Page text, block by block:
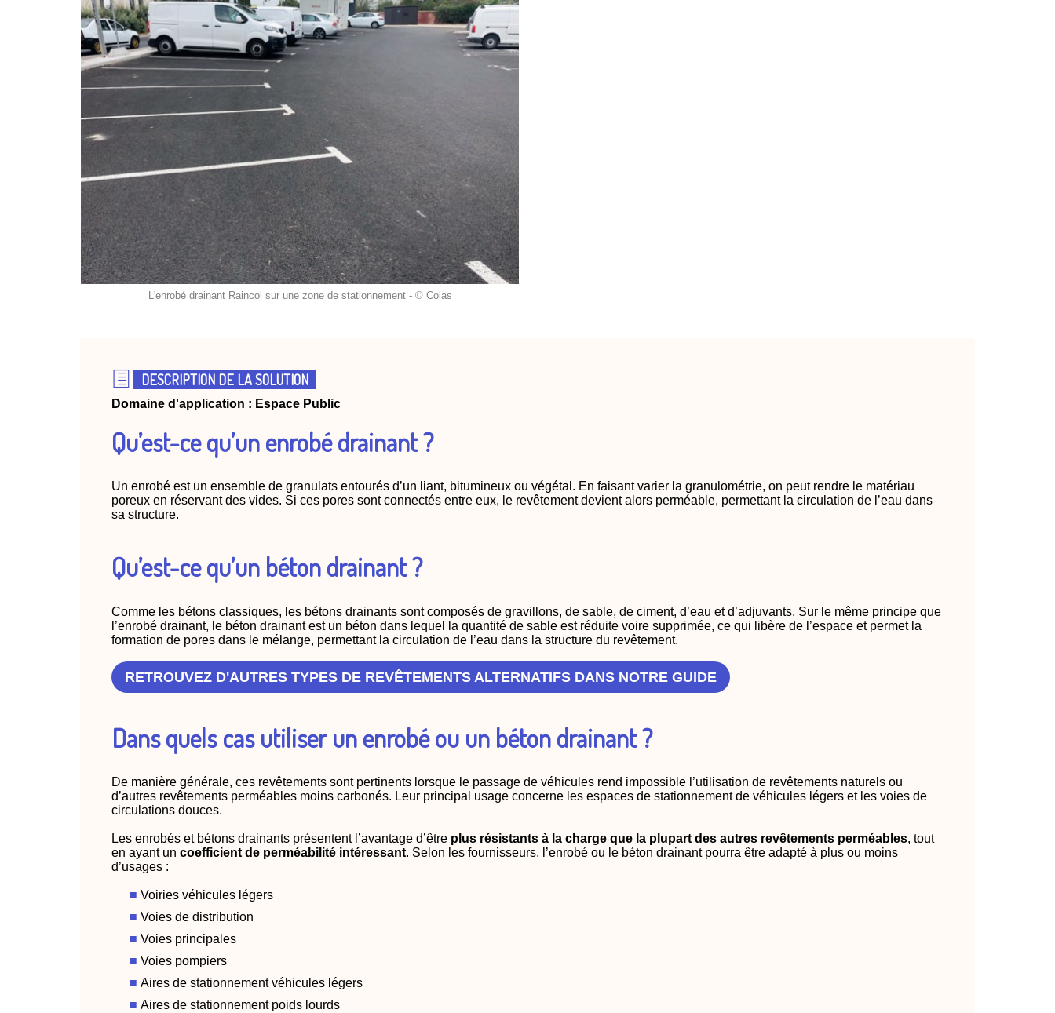
L'enrobé drainant Raincol sur une zone de stationnement - © Colas
DESCRIPTION DE LA SOLUTION
Domaine d'application : Espace Public
Qu’est-ce qu’un enrobé drainant ?
Un enrobé est un ensemble de granulats entourés d’un liant, bitumineux ou végétal. En faisant varier la granulométrie, on peut rendre le matériau
poreux en réservant des vides. Si ces pores sont connectés entre eux, le revêtement devient alors perméable, permettant la circulation de l’eau dans
sa structure.
Qu’est-ce qu’un béton drainant ?
Comme les bétons classiques, les bétons drainants sont composés de gravillons, de sable, de ciment, d’eau et d’adjuvants. Sur le même principe que
l’enrobé drainant, le béton drainant est un béton dans lequel la quantité de sable est réduite voire supprimée, ce qui libère de l’espace et permet la
formation de pores dans le mélange, permettant la circulation de l’eau dans la structure du revêtement.
RETROUVEZ D'AUTRES TYPES DE REVÊTEMENTS ALTERNATIFS DANS NOTRE GUIDE
Dans quels cas utiliser un enrobé ou un béton drainant ?
De manière générale, ces revêtements sont pertinents lorsque le passage de véhicules rend impossible l’utilisation de revêtements naturels ou
d’autres revêtements perméables moins carbonés. Leur principal usage concerne les espaces de stationnement de véhicules légers et les voies de
circulations douces.
Les enrobés et bétons drainants présentent l’avantage d’être plus résistants à la charge que la plupart des autres revêtements perméables, tout
en ayant un coefficient de perméabilité intéressant. Selon les fournisseurs, l’enrobé ou le béton drainant pourra être adapté à plus ou moins
d’usages :
Voiries véhicules légers
Voies de distribution
Voies principales
Voies pompiers
Aires de stationnement véhicules légers
Aires de stationnement poids lourds